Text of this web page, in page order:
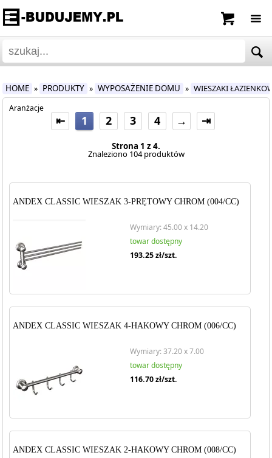
HOME » PRODUKTY » WYPOSAŻENIE DOMU » WIESZAKI
Aranżacje
⇤ 1 2 3 4 → ⇥
Strona 1 z 4.
Znaleziono 104 produktów
ANDEX CLASSIC WIESZAK 3-PRĘTOWY CHROM (004/CC)
Wymiary: 45.00 x 14.20
towar dostępny
193.25zł/szt.
ANDEX CLASSIC WIESZAK 4-HAKOWY CHROM (006/CC)
Wymiary: 37.20 x 7.00
towar dostępny
116.70zł/szt.
ANDEX CLASSIC WIESZAK 2-HAKOWY CHROM (008/CC)